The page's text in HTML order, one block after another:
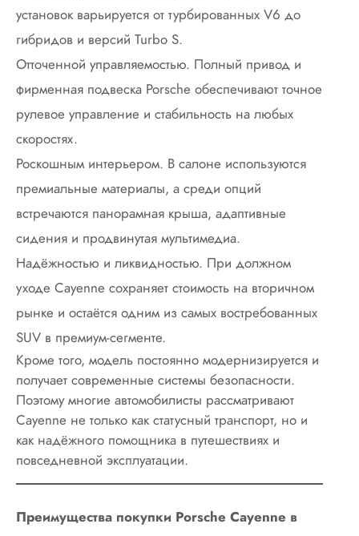
установок варьируется от турбированных V6 до
гибридов и версий Turbo S.
Отточенной управляемостью. Полный привод и
фирменная подвеска Porsche обеспечивают точное
рулевое управление и стабильность на любых
скоростях.
Роскошным интерьером. В салоне используются
премиальные материалы, а среди опций
встречаются панорамная крыша, адаптивные
сидения и продвинутая мультимедиа.
Надёжностью и ликвидностью. При должном
уходе Cayenne сохраняет стоимость на вторичном
рынке и остаётся одним из самых востребованных
SUV в премиум-сегменте.
Кроме того, модель постоянно модернизируется и
получает современные системы безопасности.
Поэтому многие автомобилисты рассматривают
Cayenne не только как статусный транспорт, но и
как надёжного помощника в путешествиях и
повседневной эксплуатации.
Преимущества покупки Porsche Cayenne в